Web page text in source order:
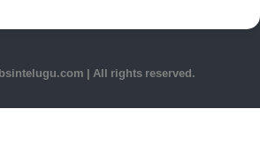
| All rights reserved.